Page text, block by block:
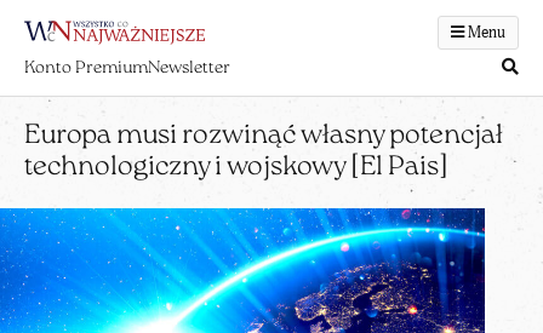
Menu
Konto PremiumNewsletter
Europa musi rozwinąć własny potencjał
technologiczny i wojskowy [El Pais]